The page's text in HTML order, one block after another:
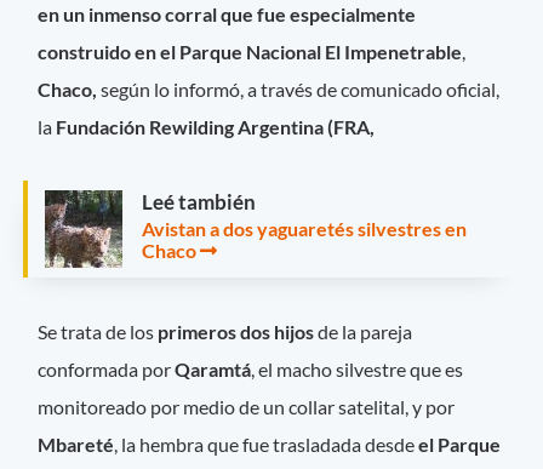
en un inmenso corral que fue especialmente
construido en el Parque Nacional El Impenetrable
Chaco, según lo informó, a través de comunicado oficial,
la Fundación Rewilding Argentina (FRA,
Leé también
Avistan a dos yaguaretés silvestres en
Chaco
Se trata de los primeros dos hijosde la pareja
conformada porQaramtá, el macho silvestre que es
monitoreado por medio de un collar satelital, y por
Mbareté, la hembra que fue trasladada desdeel Parque